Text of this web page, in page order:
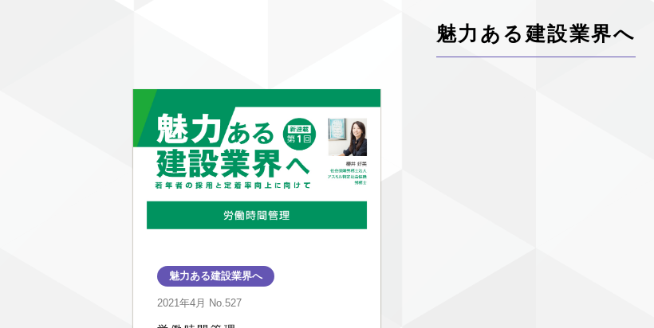
魅力ある建設業界へ
魅力ある建設業界へ
2021年4月 No.527